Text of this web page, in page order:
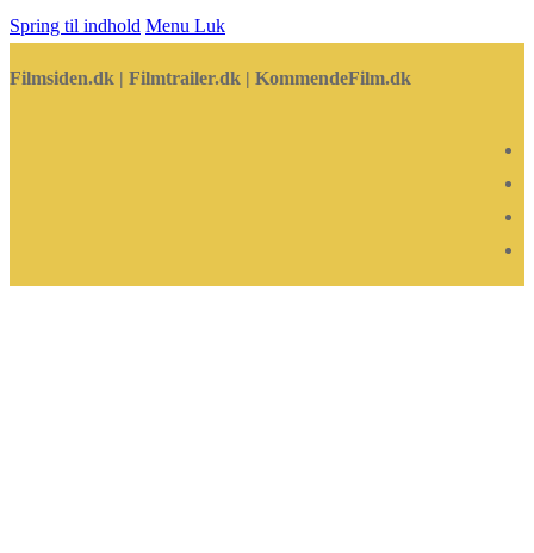
Spring til indhold Menu Luk
Filmsiden.dk | Filmtrailer.dk | KommendeFilm.dk